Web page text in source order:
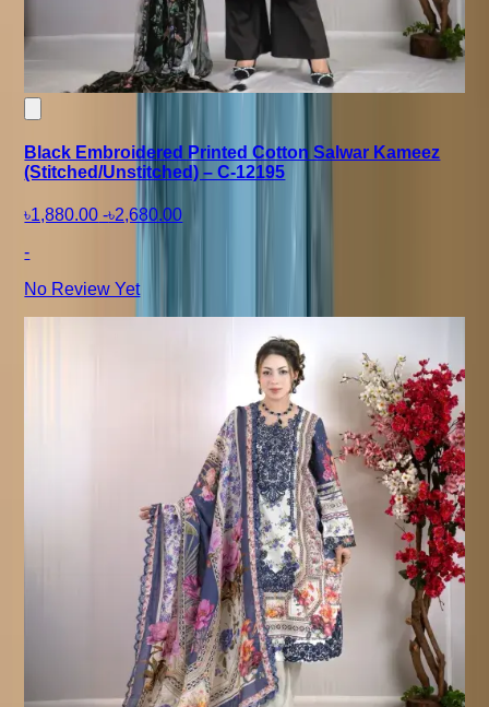
Black Embroidered Printed Cotton Salwar Kameez
(Stitched/Unstitched) – C-12195
৳1,880.00 -৳2,680.00
-
No Review Yet